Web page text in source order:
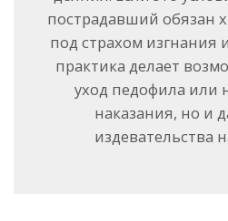
пострадавший обязан
под страхом изгнания
практика делает
уход педофила или
наказания, но и
издевательства